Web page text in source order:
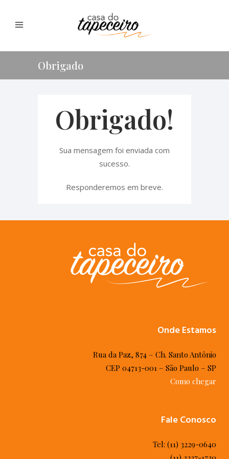
Obrigado
Obrigado!
Sua mensagem foi enviada com
sucesso.
Responderemos em breve.
Onde Estamos
Rua da Paz, 874 – Ch. Santo Antônio
CEP 04713-001 – São Paulo – SP
Como chegar
Fale Conosco
Tel: (11) 3229-0640